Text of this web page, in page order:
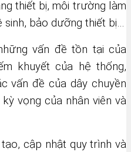
thiết bị, môi trường làm
sinh, bảo dưỡng thiết bị…
vấn đề tồn tại của
khuyết của hệ thống,
vấn đề của dây chuyền
vọng của nhân viên và
cập nhật quy trình và